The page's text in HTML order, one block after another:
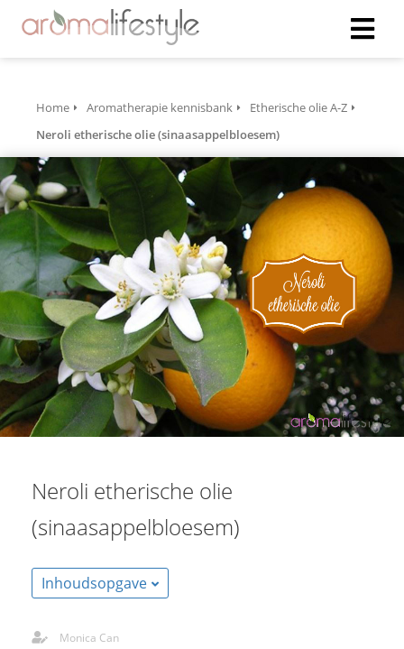
Home Aromatherapie kennisbank
Etherische olie A-Z
Neroli etherische olie (sinaasappelbloesem)
Neroli etherische olie
(sinaasappelbloesem)
Inhoudsopgave
Monica Can